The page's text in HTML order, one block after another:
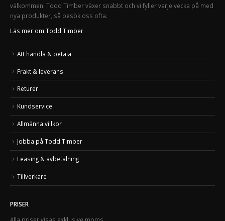
välkommen. Todd Timber växer snabbt och vi fyller varje vecka på med
nya produkter, så besök oss ofta.
Läs mer om Todd Timber
Att handla & betala
Frakt & leverans
Returer
Kundservice
Allmänna villkor
Jobba på Todd Timber
Leasing & avbetalning
Tillverkare
PRISER